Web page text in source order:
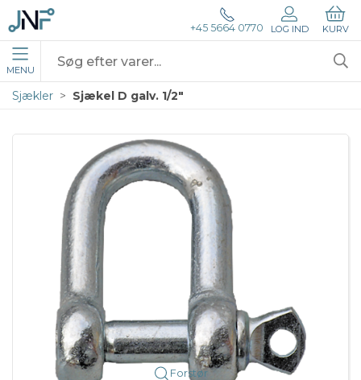
+45 5664 0770 LOG IND KURV
MENU
Sjækler Sjækel D galv. 1/2"
Forstør